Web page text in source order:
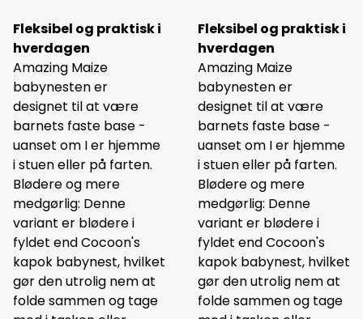
Fleksibel og praktisk i
hverdagen
Amazing Maize
babynesten er
designet til at være
barnets faste base -
uanset om I er hjemme
i stuen eller på farten.
Blødere og mere
medgørlig: Denne
variant er blødere i
fyldet end Cocoon's
kapok babynest, hvilket
gør den utrolig nem at
folde sammen og tage
Fleksibel og praktisk i
hverdagen
Amazing Maize
babynesten er
designet til at være
barnets faste base -
uanset om I er hjemme
i stuen eller på farten.
Blødere og mere
medgørlig: Denne
variant er blødere i
fyldet end Cocoon's
kapok babynest, hvilket
gør den utrolig nem at
folde sammen og tage